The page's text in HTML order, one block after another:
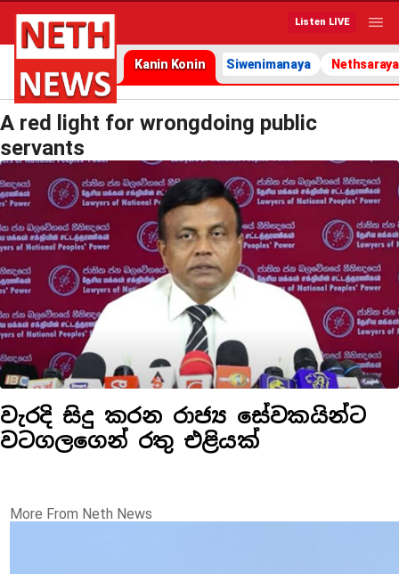
Listen LIVE
Kanin Konin Siwenimanaya Nethsaraya
A red light for wrongdoing public
servants
වැරදි සිදු කරන රාජ්‍ය සේවකයින්ට
වටගලගෙන් රතු එළියක්
More From Neth News